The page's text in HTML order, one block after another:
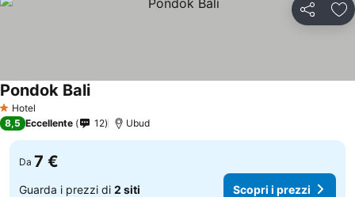
Condividi
1 Stelle
Hotel
Pondok BaliScopri i prezzi
8,5 Eccellente 12 Ubud
Da 7 €
Guarda i prezzi di 2 siti Scopri i prezzi